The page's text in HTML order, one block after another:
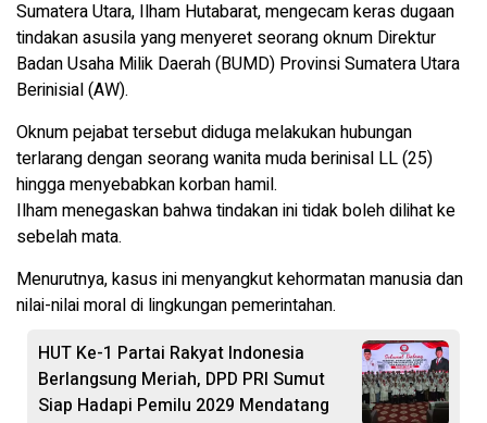
Sumatera Utara, Ilham Hutabarat, mengecam keras dugaan
tindakan asusila yang menyeret seorang oknum Direktur
Badan Usaha Milik Daerah (BUMD) Provinsi Sumatera Utara
Berinisial (AW).
Oknum pejabat tersebut diduga melakukan hubungan
terlarang dengan seorang wanita muda berinisal LL (25)
hingga menyebabkan korban hamil.
​Ilham menegaskan bahwa tindakan ini tidak boleh dilihat ke
sebelah mata.
Menurutnya, kasus ini menyangkut kehormatan manusia dan
nilai-nilai moral di lingkungan pemerintahan.
HUT Ke-1 Partai Rakyat Indonesia
Berlangsung Meriah, DPD PRI Sumut
Siap Hadapi Pemilu 2029 Mendatang